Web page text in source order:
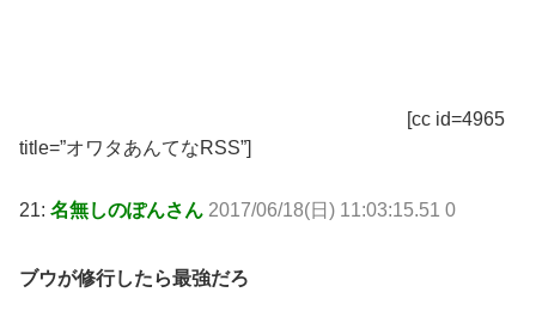
[cc id=4965
title=”オワタあんてなRSS”]
21: 名無しのぽんさん 2017/06/18(日) 11:03:15.51 0
ブウが修行したら最強だろ